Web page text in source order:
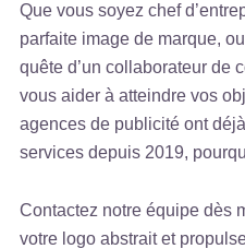
Que vous soyez chef
parfaite image de marque,
quête d’un collaborateur de
vous aider à atteindre vos
agences de publicité ont
services depuis 2019,
Contactez notre équipe dès
votre logo abstrait et